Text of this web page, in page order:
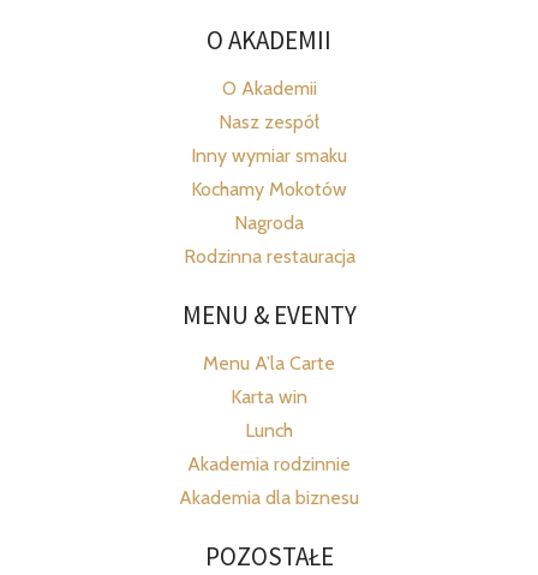
O AKADEMII
O Akademii
Nasz zespół
Inny wymiar smaku
Kochamy Mokotów
Nagroda
Rodzinna restauracja
MENU & EVENTY
Menu A’la Carte
Karta win
Lunch
Akademia rodzinnie
Akademia dla biznesu
POZOSTAŁE